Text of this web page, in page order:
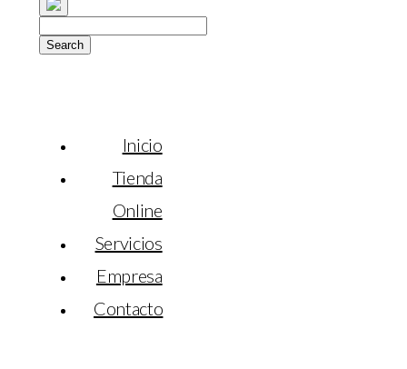
Inicio
Tienda
Online
Servicios
Empresa
Contacto